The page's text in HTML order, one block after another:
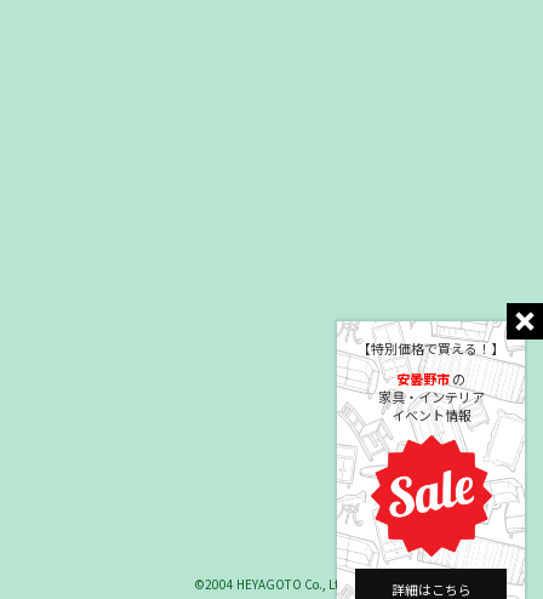
【特別価格で買える！】
安曇野市の
家具・インテリア
イベント情報
詳細はこちら
©2004 HEYAGOTO Co., Ltd.